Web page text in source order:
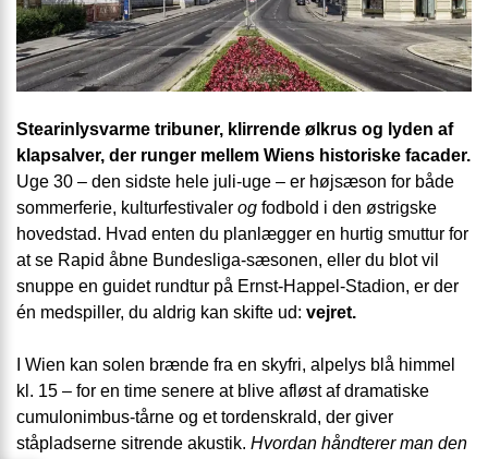
Stearinlysvarme tribuner, klirrende ølkrus og lyden af
klapsalver, der runger mellem Wiens historiske facader.
Uge 30 – den sidste hele juli-uge – er højsæson for både
sommerferie, kulturfestivaler og fodbold i den østrigske
hovedstad. Hvad enten du planlægger en hurtig smuttur for
at se Rapid åbne Bundesliga-sæsonen, eller du blot vil
snuppe en guidet rundtur på Ernst-Happel-Stadion, er der
én medspiller, du aldrig kan skifte ud: vejret.
I Wien kan solen brænde fra en skyfri, alpelys blå himmel
kl. 15 – for en time senere at blive afløst af dramatiske
cumulonimbus-tårne og et tordenskrald, der giver
ståpladserne sitrende akustik. Hvordan håndterer man den